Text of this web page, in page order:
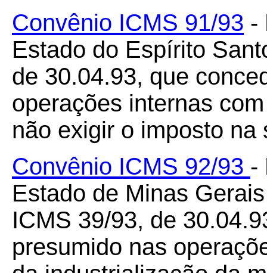
Convênio ICMS 91/93 -
Estado do Espírito
de 30.04.93, que
operações internas
não exigir o imposto
Convênio ICMS 92/93 -
Estado de Minas
ICMS 39/93, de
presumido nas